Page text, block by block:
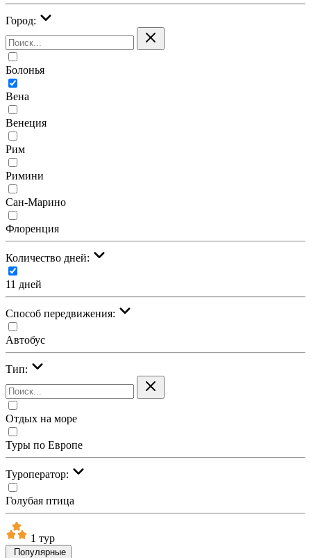
Город:
Болонья
Вена
Венеция
Рим
Римини
Сан-Марино
Флоренция
Количество дней:
11 дней
Cпособ передвижения:
Автобус
Тип:
Отдых на море
Туры по Европе
Туроператор:
Голубая птица
1 тур
Популярные